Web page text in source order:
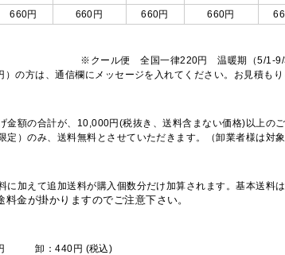
660円 660円 660円 660円
※クール便 全国一律220円 温暖期（5/1-9/
の方は、通信欄にメッセージを入れてください。お見積もり
金額の合計が、10,000円(税抜き、送料含まない価格)以上の
定）のみ、送料無料とさせていただきます。（卸業者様は対象
に加えて追加送料が購入個数分だけ加算されます。基本送料
金が掛かりますのでご注意下さい。
卸：440円 (税込)